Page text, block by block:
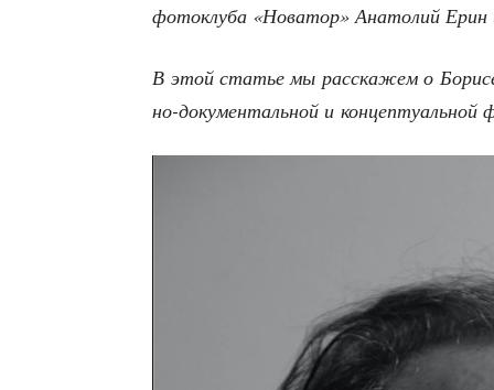
фото­клу­ба «Нова­тор» Ана­то­лий Ерин
В этой ста­тье мы рас­ска­жем о
но-доку­мен­таль­ной и кон­цеп­ту­аль­ной